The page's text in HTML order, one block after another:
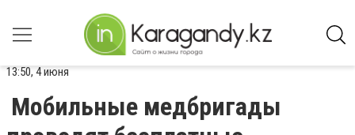
13:50, 4 июня
Мобильные медбригады